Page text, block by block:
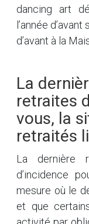
dancing art
l’année
d’avant à la
La
retraites
vous, la
retraités
La dernière
d’incidence
mesure où le
et que